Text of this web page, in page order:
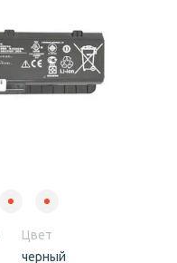
Цвет
черный